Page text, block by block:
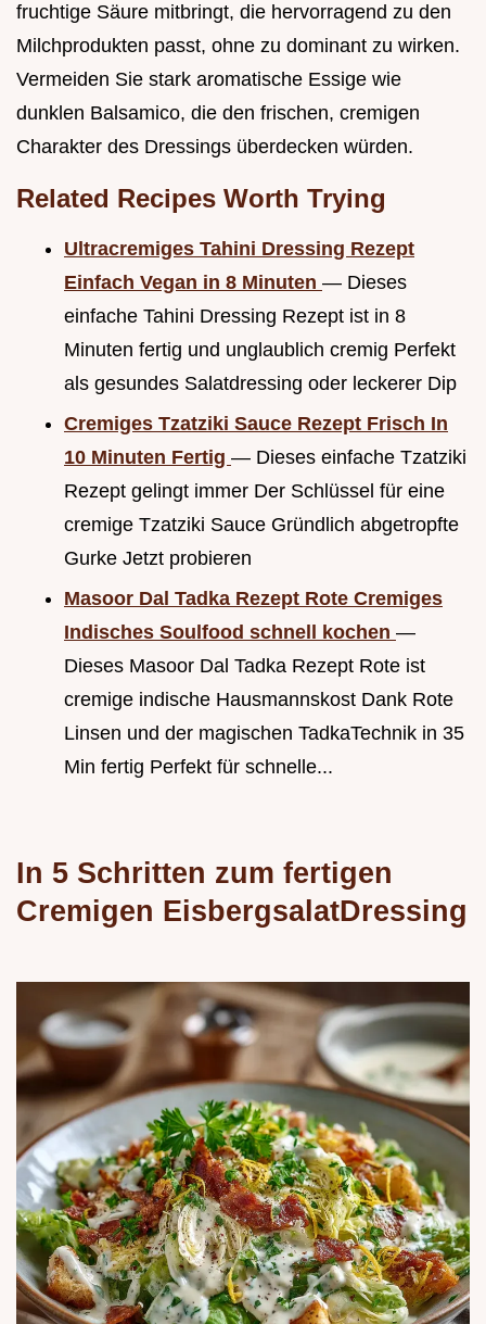
fruchtige Säure mitbringt, die hervorragend zu den
Milchprodukten passt, ohne zu dominant zu wirken.
Vermeiden Sie stark aromatische Essige wie
dunklen Balsamico, die den frischen, cremigen
Charakter des Dressings überdecken würden.
Related Recipes Worth Trying
Ultracremiges Tahini Dressing Rezept
Einfach Vegan in 8 Minuten — Dieses
einfache Tahini Dressing Rezept ist in 8
Minuten fertig und unglaublich cremig Perfekt
als gesundes Salatdressing oder leckerer Dip
Cremiges Tzatziki Sauce Rezept Frisch In
10 Minuten Fertig — Dieses einfache Tzatziki
Rezept gelingt immer Der Schlüssel für eine
cremige Tzatziki Sauce Gründlich abgetropfte
Gurke Jetzt probieren
Masoor Dal Tadka Rezept Rote Cremiges
Indisches Soulfood schnell kochen —
Dieses Masoor Dal Tadka Rezept Rote ist
cremige indische Hausmannskost Dank Rote
Linsen und der magischen TadkaTechnik in 35
Min fertig Perfekt für schnelle...
In 5 Schritten zum fertigen
Cremigen EisbergsalatDressing